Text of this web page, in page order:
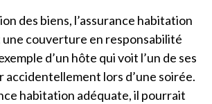
des biens, l’assurance habitation
couverture en responsabilité
d’un hôte qui voit l’un de ses
accidentellement lors d’une soirée.
habitation adéquate, il pourrait